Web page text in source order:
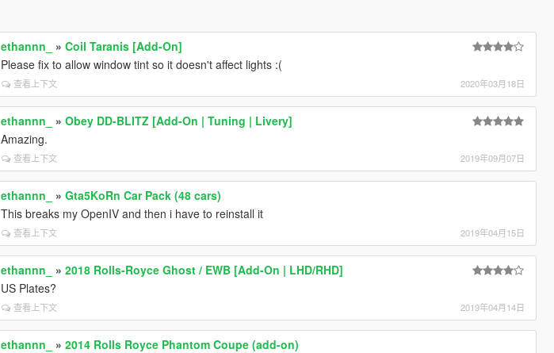
ethannn_ »Coil Taranis [Add-On]
Please fix to allow window tint so it doesn't affect lights :(
查看上下文 2020年03月18日
ethannn_ »Obey DD-BLITZ [Add-On | Tuning | Livery]
Amazing.
查看上下文 2019年09月07日
ethannn_ »Gta5KoRn Car Pack (48 cars)
This breaks my OpenIV and then i have to reinstall it
查看上下文 2019年04月15日
ethannn_ »2018 Rolls-Royce Ghost / EWB [Add-On | LHD/RHD]
US Plates?
查看上下文 2019年04月14日
ethannn_ »2014 Rolls Royce Phantom Coupe (add-on)